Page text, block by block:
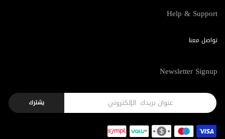
Help & Support
تواصل معنا
Newsletter Signup
يشترك